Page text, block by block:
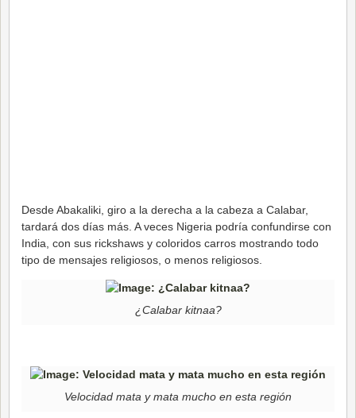
Desde Abakaliki, giro a la derecha a la cabeza a Calabar,
tardará dos días más. A veces Nigeria podría confundirse con
India, con sus rickshaws y coloridos carros mostrando todo
tipo de mensajes religiosos, o menos religiosos.
¿Calabar kitnaa?
Velocidad mata y mata mucho en esta región